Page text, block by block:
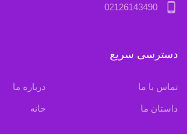
phone_android
02126143490
دسترسی سریع
تماس با ما درباره ما
داستان ما خانه